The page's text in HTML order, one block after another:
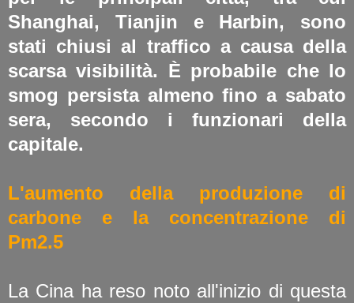
Shanghai, Tianjin e Harbin, sono
stati chiusi al traffico a causa della
scarsa visibilità. È probabile che lo
smog persista almeno fino a sabato
sera, secondo i funzionari della
capitale.
L'aumento della produzione di
carbone e la concentrazione di
Pm2.5
La Cina ha reso noto all'inizio di questa